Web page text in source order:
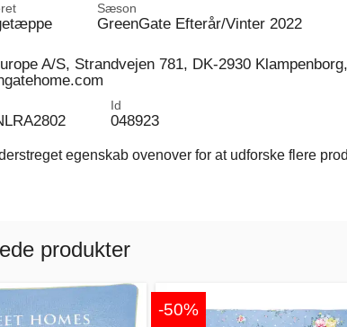
Sæson
GreenGate Efterår/Vinter 2022
A/S, Strandvejen 781, DK-2930
Id
048923
egenskab ovenover for at udforske flere
produkter
-50%